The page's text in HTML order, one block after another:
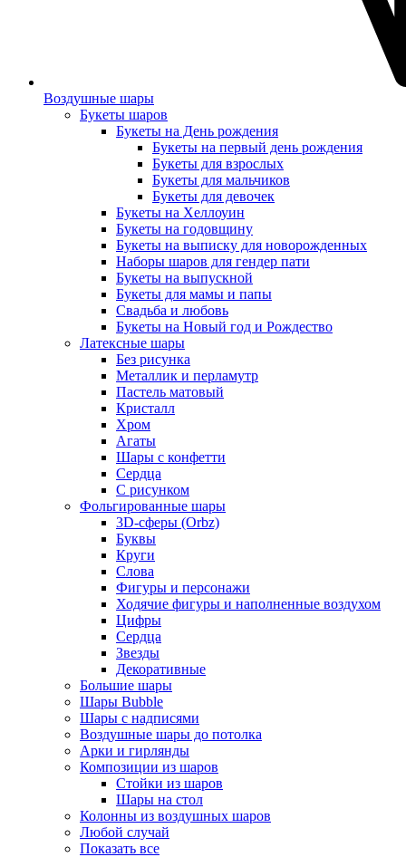
Воздушные шары
Букеты шаров
Букеты на День рождения
Букеты на первый день рождения
Букеты для взрослых
Букеты для мальчиков
Букеты для девочек
Букеты на Хеллоуин
Букеты на годовщину
Букеты на выписку для новорожденных
Наборы шаров для гендер пати
Букеты на выпускной
Букеты для мамы и папы
Свадьба и любовь
Букеты на Новый год и Рождество
Латексные шары
Без рисунка
Металлик и перламутр
Пастель матовый
Кристалл
Хром
Агаты
Шары с конфетти
Сердца
С рисунком
Фольгированные шары
3D-сферы (Orbz)
Буквы
Круги
Слова
Фигуры и персонажи
Ходячие фигуры и наполненные воздухом
Цифры
Сердца
Звезды
Декоративные
Большие шары
Шары Bubble
Шары с надписями
Воздушные шары до потолка
Арки и гирлянды
Композиции из шаров
Стойки из шаров
Шары на стол
Колонны из воздушных шаров
Любой случай
Показать все